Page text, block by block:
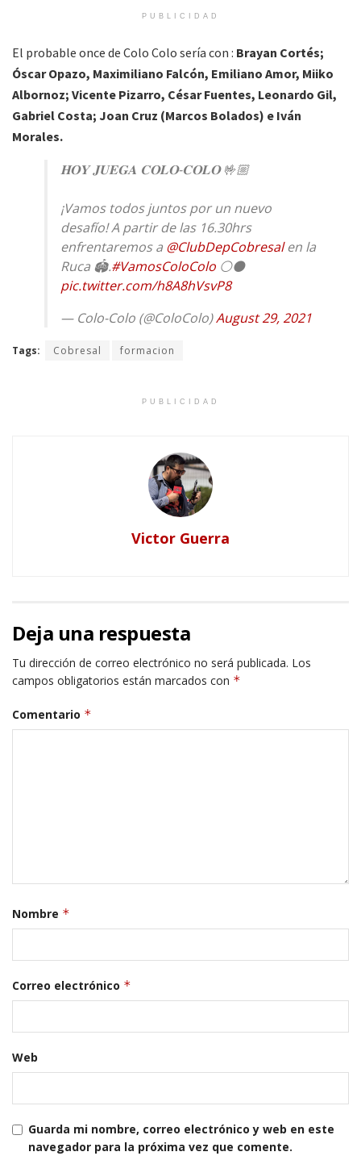
PUBLICIDAD
El probable once de Colo Colo sería con : Brayan Cortés;
Óscar Opazo, Maximiliano Falcón, Emiliano Amor, Miiko
Albornoz; Vicente Pizarro, César Fuentes, Leonardo Gil,
Gabriel Costa; Joan Cruz (Marcos Bolados) e Iván
Morales.
𝐇𝐎𝐘 𝐉𝐔𝐄𝐆𝐀 𝐂𝐎𝐋𝐎-𝐂𝐎𝐋𝐎 🤟🏼
¡Vamos todos juntos por un nuevo
desafío! A partir de las 16.30hrs
enfrentaremos a @ClubDepCobresalen la
Ruca 🏟.#VamosColoColo ⚪️⚫️
pic.twitter.com/h8A8hVsvP8
— Colo-Colo (@ColoColo)August 29, 2021
Tags: Cobresal formacion
PUBLICIDAD
Victor Guerra
Deja una respuesta
Tu dirección de correo electrónico no será publicada. Los
campos obligatorios están marcados con *
Comentario *
Nombre *
Correo electrónico *
Web
Guarda mi nombre, correo electrónico y web en este
navegador para la próxima vez que comente.